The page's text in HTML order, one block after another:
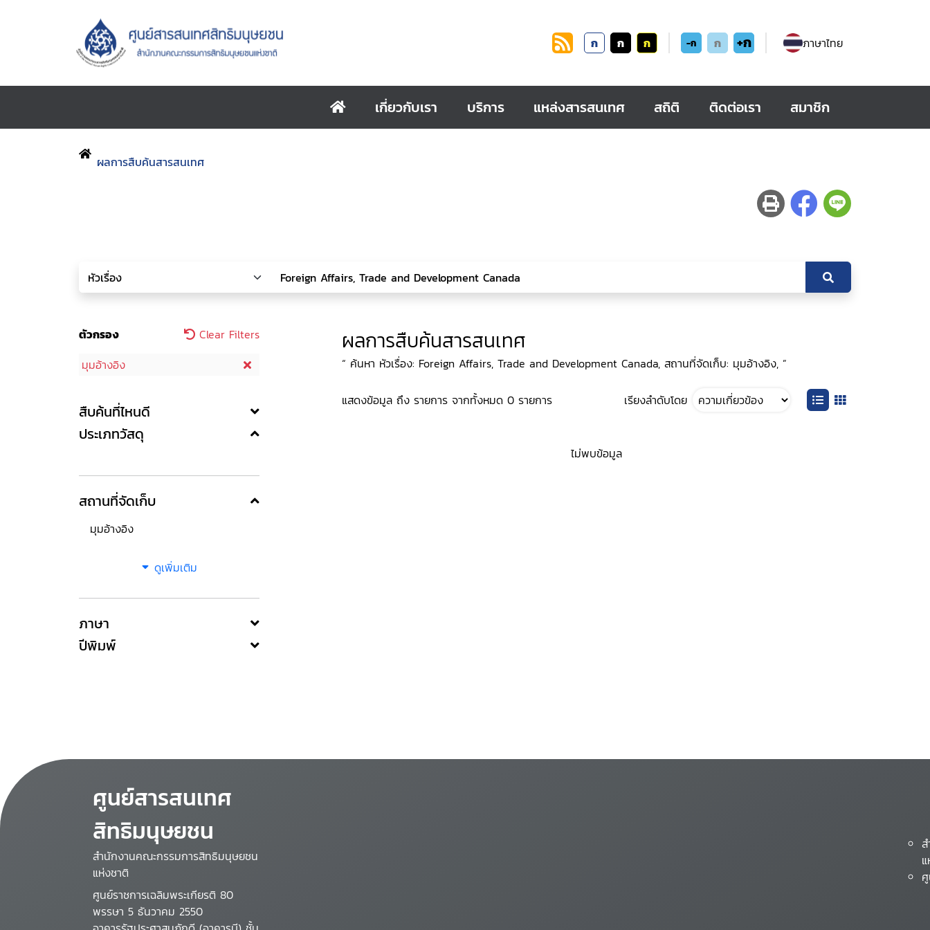
ก ก ก -ก ก +ก ภาษาไทย
เกี่ยวกับเรา บริการ แหล่งสารสนเทศ สถิติ ติดต่อเรา สมาชิก
ผลการสืบค้นสารสนเทศ
ตัวกรอง
Clear Filters
มุมอ้างอิง
สืบค้นที่ไหนดี
ประเภทวัสดุ
สถานที่จัดเก็บ
มุมอ้างอิง
ดูเพิ่มเติม
ภาษา
ปีพิมพ์
ผลการสืบค้นสารสนเทศ
“ ค้นหา หัวเรื่อง: Foreign Affairs, Trade and Development Canada, สถานที่จัดเก็บ: มุมอ้างอิง, ”
แสดงข้อมูล ถึง รายการ จากทั้งหมด 0 รายการ เรียงลำดับโดย
ไม่พบข้อมูล
ศูนย์สารสนเทศ
สิทธิมนุษยชน
สำนักงานคณะกรรมการสิทธิมนุษยชน
แห่งชาติ
ศูนย์ราชการเฉลิมพระเกียรติ 80
พรรษา 5 ธันวาคม 2550